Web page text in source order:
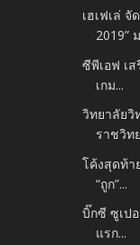
เฮเฟเล่ จั
2019”
ซีพีเอฟ เ
เกม...
วิทยาลัย
ราชวิท
โค้งสุดท้า
“ถูก”...
บิ๊กซี ซูเป
แรก...